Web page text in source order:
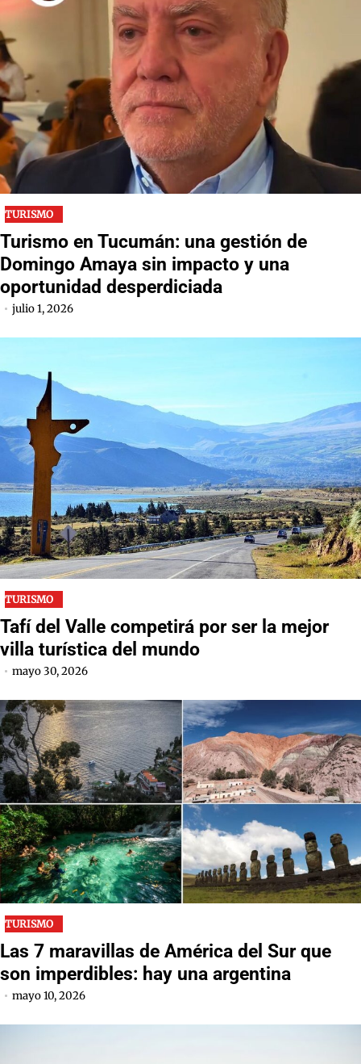
TURISMO
Turismo en Tucumán: una gestión de
Domingo Amaya sin impacto y una
oportunidad desperdiciada
julio 1, 2026
TURISMO
Tafí del Valle competirá por ser la mejor
villa turística del mundo
mayo 30, 2026
TURISMO
Las 7 maravillas de América del Sur que
son imperdibles: hay una argentina
mayo 10, 2026